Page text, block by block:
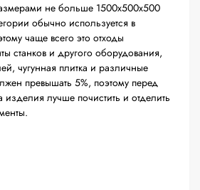
не больше 1500х500х500
обычно используется в
чаще всего это отходы
станков и другого оборудования,
чугунная плитка и различные
превышать 5%, поэтому перед
изделия лучше почистить и отделить